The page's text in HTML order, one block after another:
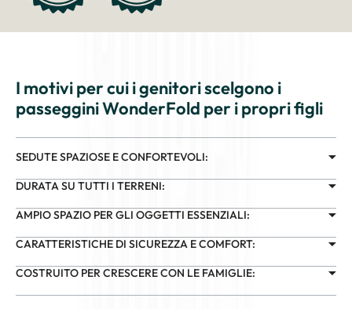
I motivi per cui i genitori scelgono i
passeggini WonderFold per i propri figli
SEDUTE SPAZIOSE E CONFORTEVOLI:
DURATA SU TUTTI I TERRENI:
AMPIO SPAZIO PER GLI OGGETTI ESSENZIALI:
CARATTERISTICHE DI SICUREZZA E COMFORT:
COSTRUITO PER CRESCERE CON LE FAMIGLIE: